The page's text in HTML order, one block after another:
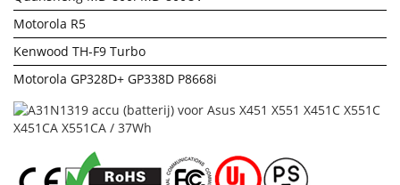
Motorola R5
Kenwood TH-F9 Turbo
Motorola GP328D+ GP338D P8668i